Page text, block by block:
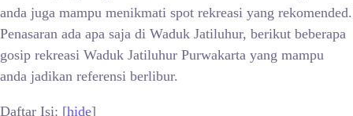
anda juga mampu menikmati spot rekreasi yang rekomended.
Penasaran ada apa saja di Waduk Jatiluhur, berikut beberapa
gosip rekreasi Waduk Jatiluhur Purwakarta yang mampu
anda jadikan referensi berlibur.
Daftar Isi: [hide]